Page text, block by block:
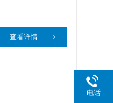
查看详情
电话